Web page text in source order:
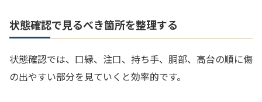
状態確認で見るべき箇所を整理する
状態確認では、口縁、注口、持ち手、胴部、高台の順に傷
の出やすい部分を見ていくと効率的です。